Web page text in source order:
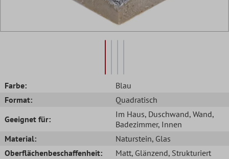
Farbe:
Blau
Format:
Quadratisch
Geeignet für:
Im Haus, Duschwand, Wand,
Badezimmer, Innen
Material:
Naturstein, Glas
Oberflächenbeschaffenheit:
Matt, Glänzend, Strukturiert